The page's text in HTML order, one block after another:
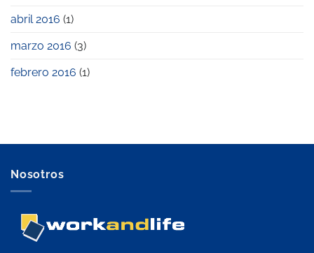
abril 2016 (1)
marzo 2016 (3)
febrero 2016 (1)
Nosotros